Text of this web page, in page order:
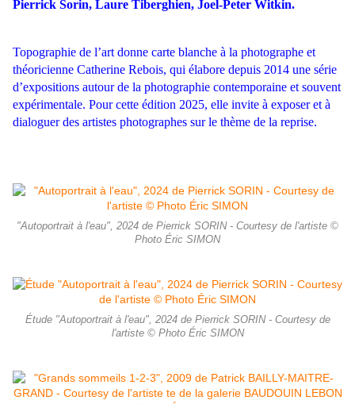
Pierrick Sorin, Laure Tiberghien, Joel-Peter Witkin.
Topographie de l’art donne carte blanche à la photographe et
théoricienne Catherine Rebois, qui élabore depuis 2014 une série
d’expositions autour de la photographie contemporaine et souvent
expérimentale. Pour cette édition 2025, elle invite à exposer et à
dialoguer des artistes photographes sur le thème de la reprise.
"Autoportrait à l'eau", 2024 de Pierrick SORIN - Courtesy de l'artiste ©
Photo Éric SIMON
Étude "Autoportrait à l'eau", 2024 de Pierrick SORIN - Courtesy de
l'artiste © Photo Éric SIMON